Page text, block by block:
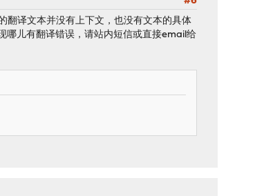
翻译文本并没有上下文，也没有文本的具体
哪儿有翻译错误，请站内短信或直接email给